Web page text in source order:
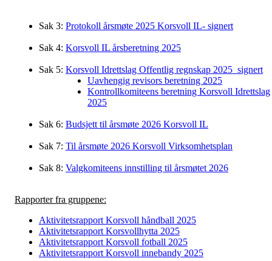
Sak 3: Protokoll årsmøte 2025 Korsvoll IL- signert
Sak 4: Korsvoll IL årsberetning 2025
Sak 5: Korsvoll Idrettslag Offentlig regnskap 2025_signert
Uavhengig revisors beretning 2025
Kontrollkomiteens beretning Korsvoll Idrettslag
2025
Sak 6: Budsjett til årsmøte 2026 Korsvoll IL
Sak 7: Til årsmøte 2026 Korsvoll Virksomhetsplan
Sak 8: Valgkomiteens innstilling til årsmøtet 2026
Rapporter fra gruppene:
Aktivitetsrapport Korsvoll håndball 2025
Aktivitetsrapport Korsvollhytta 2025
Aktivitetsrapport Korsvoll fotball 2025
Aktivitetsrapport Korsvoll innebandy 2025